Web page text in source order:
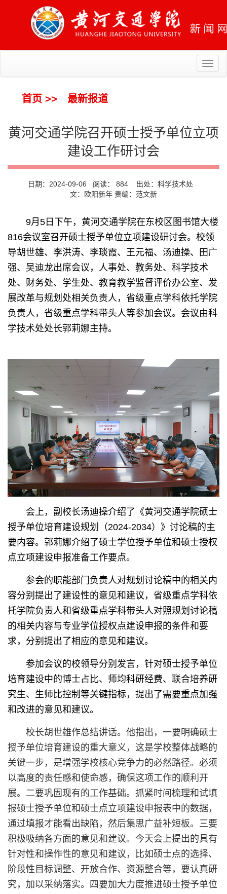
首页 >> 最新报道
黄河交通学院召开硕士授予单位立项
建设工作研讨会
日期：2024-09-06 阅读： 884 出处：科学技术处
文：欧阳新年 责编：范文新
9月5日下午，黄河交通学院在东校区图书馆大楼
816会议室召开硕士授予单位立项建设研讨会。校领
导胡世雄、李洪涛、李琰霞、王元福、汤迪操、田广
强、吴迪龙出席会议，人事处、教务处、科学技术
处、财务处、学生处、教育教学监督评价办公室、发
展改革与规划处相关负责人，省级重点学科依托学院
负责人，省级重点学科带头人等参加会议。会议由科
学技术处处长郭莉娜主持。
会上，副校长汤迪操介绍了《黄河交通学院硕士
授予单位培育建设规划（2024-2034）》讨论稿的主
要内容。郭莉娜介绍了硕士学位授予单位和硕士授权
点立项建设申报准备工作要点。
参会的职能部门负责人对规划讨论稿中的相关内
容分别提出了建设性的意见和建议，省级重点学科依
托学院负责人和省级重点学科带头人对照规划讨论稿
的相关内容与专业学位授权点建设申报的条件和要
求，分别提出了相应的意见和建议。
参加会议的校领导分别发言，针对硕士授予单位
培育建设中的博士占比、师均科研经费、联合培养研
究生、生师比控制等关键指标，提出了需要重点加强
和改进的意见和建议。
校长胡世雄作总结讲话。他指出，一要明确硕士
授予单位培育建设的重大意义，这是学校整体战略的
关键一步，是增强学校核心竞争力的必然路径。必须
以高度的责任感和使命感，确保这项工作的顺利开
展。二要巩固现有的工作基础。抓紧时间梳理和试填
报硕士授予单位和硕士点立项建设申报表中的数据，
通过填报才能看出缺陷，然后集思广益补短板。三要
积极吸纳各方面的意见和建议。今天会上提出的具有
针对性和操作性的意见和建议，比如硕士点的选择、
阶段性目标调整、开放合作、资源整合等，要认真研
究，加以采纳落实。四要加大力度推进硕士授予单位